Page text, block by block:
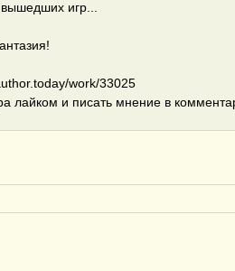
игр...
work/33025
лайком и писать мнение в